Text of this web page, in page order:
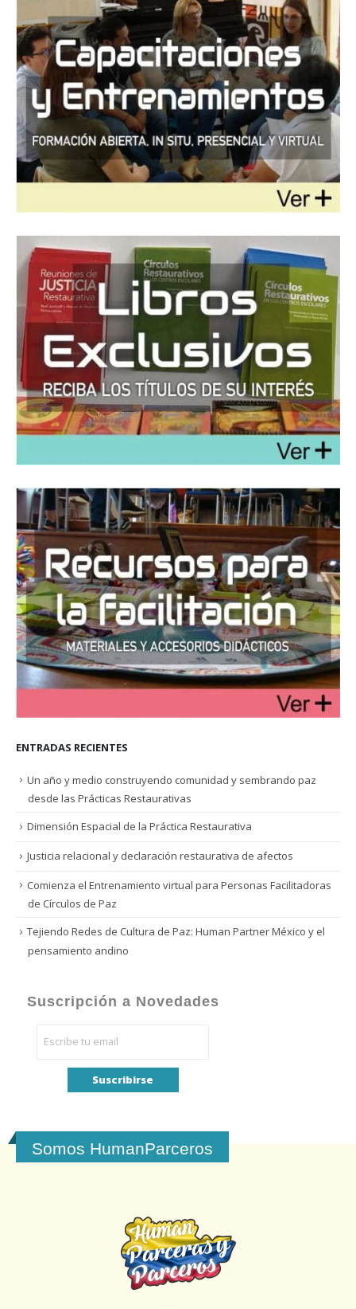
ENTRADAS RECIENTES
Un año y medio construyendo comunidad y sembrando paz
desde las Prácticas Restaurativas
Dimensión Espacial de la Práctica Restaurativa
Justicia relacional y declaración restaurativa de afectos
Comienza el Entrenamiento virtual para Personas Facilitadoras
de Círculos de Paz
Tejiendo Redes de Cultura de Paz: Human Partner México y el
pensamiento andino
Suscripción a Novedades
Somos HumanParceros